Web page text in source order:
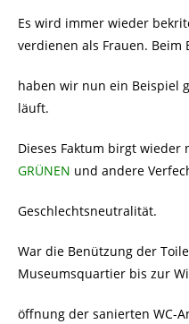
Es wird immer wieder
verdienen als Frauen. Beim
haben wir nun ein Beispiel
läuft.
Dieses Faktum birgt
GRÜNEN und andere
Geschlechtsneutralität.
War die Benützung der
Museumsquartier bis zur
öffnung der sanierten WC-